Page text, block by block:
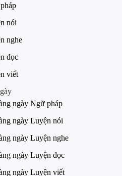
nói
nghe
đọc
viết
ngày Ngữ pháp
ngày Luyện nói
ngày Luyện nghe
ngày Luyện đọc
ngày Luyện viết